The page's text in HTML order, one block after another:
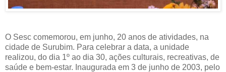
O Sesc comemorou, em junho, 20 anos de atividades, na
cidade de Surubim. Para celebrar a data, a unidade
realizou, do dia 1º ao dia 30, ações culturais, recreativas, de
saúde e bem-estar. Inaugurada em 3 de junho de 2003, pelo